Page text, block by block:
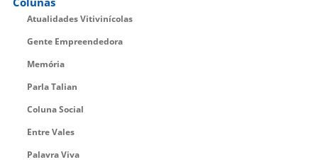
Atualidades Vitivinícolas
Gente Empreendedora
Memória
Parla Talian
Coluna Social
Entre Vales
Palavra Viva